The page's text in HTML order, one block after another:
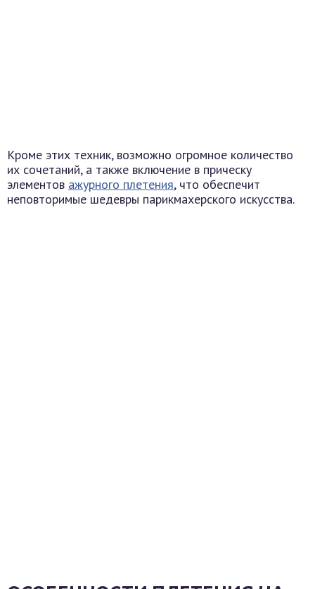
Кроме этих техник, возможно огромное количество
их сочетаний, а также включение в прическу
элементов ажурного плетения, что обеспечит
неповторимые шедевры парикмахерского искусства.